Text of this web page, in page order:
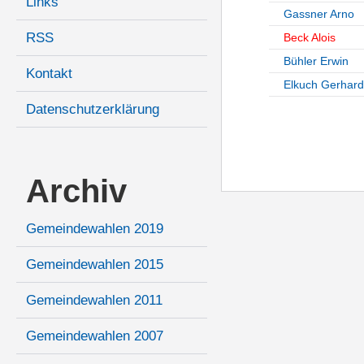
RSS
Kontakt
Datenschutzerklärung
Archiv
Gemeindewahlen 2019
Gemeindewahlen 2015
Gemeindewahlen 2011
Gemeindewahlen 2007
Gassner Arno
Beck Alois
Bühler Erwin
Elkuch Gerhard